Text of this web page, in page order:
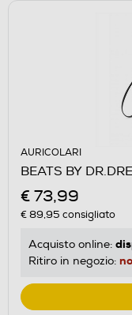
AURICOLARI
BEATS BY
€ 73,99
€ 89,95 consigliato
Acquisto online:
Ritiro in negozio: